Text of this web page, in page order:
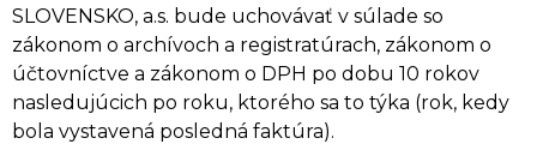
SLOVENSKO, a.s. bude uchovávať v súlade so
zákonom o archívoch a registratúrach, zákonom o
účtovníctve a zákonom o DPH po dobu 10 rokov
nasledujúcich po roku, ktorého sa to týka (rok, kedy
bola vystavená posledná faktúra).